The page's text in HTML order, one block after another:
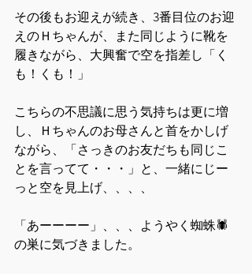
その後もお迎えが続き、3番目位のお迎
えのＨちゃんが、また同じように靴を
履きながら、大興奮で空を指差し「く
も！くも！」
こちらの不思議に思う気持ちは更に増
し、Ｈちゃんのお母さんと首をかしげ
ながら、「さっきのお友だちも同じこ
とを言ってて・・・」と、一緒にじー
っと空を見上げ、、、、
「あーーーー」、、、ようやく蜘蛛🕷
の巣に気づきました。